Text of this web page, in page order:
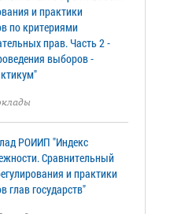
и практики
по критериями
прав. Часть 2 -
выборов -
РОИИП "Индекс
Сравнительный
и практики
глав государств"